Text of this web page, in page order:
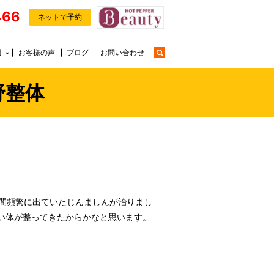
お客様の声 ブログ お問い合わせ
ネットで予約
体
頻繁に出ていたじんましんが治りまし
体が整ってきたからかなと思います。